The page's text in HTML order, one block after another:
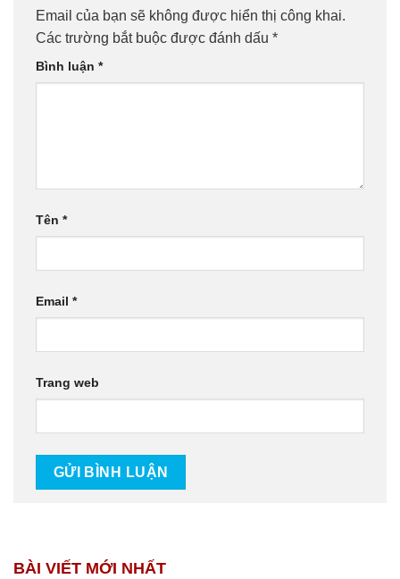
Email của bạn sẽ không được hiển thị công khai.
Các trường bắt buộc được đánh dấu *
Bình luận *
Tên *
Email *
Trang web
BÀI VIẾT MỚI NHẤT